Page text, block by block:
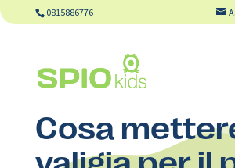
0815886776
Cosa
valigia per il